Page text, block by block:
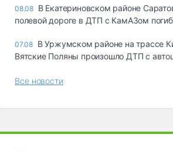
08.08 В Екатериновском районе
полевой дороге в ДТП с КамАЗом
07.08 В Уржумском районе на трассе
Вятские Поляны произошло ДТП с
Все новости